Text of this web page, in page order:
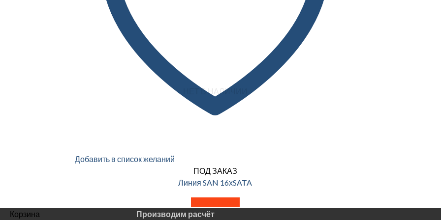
Добавить в список желаний
НЕТ В НАЛИЧИИ
ПОД ЗАКАЗ
Линия SAN 16хSATA
Корзина Производим расчёт